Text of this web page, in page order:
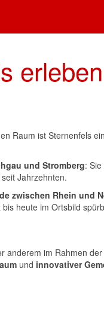
erleben
Raum ist Sternenfels
und Stromberg:
Jahrzehnten.
zwischen Rhein und
bis heute im Ortsbild
anderem im Rahmen
und innovativer